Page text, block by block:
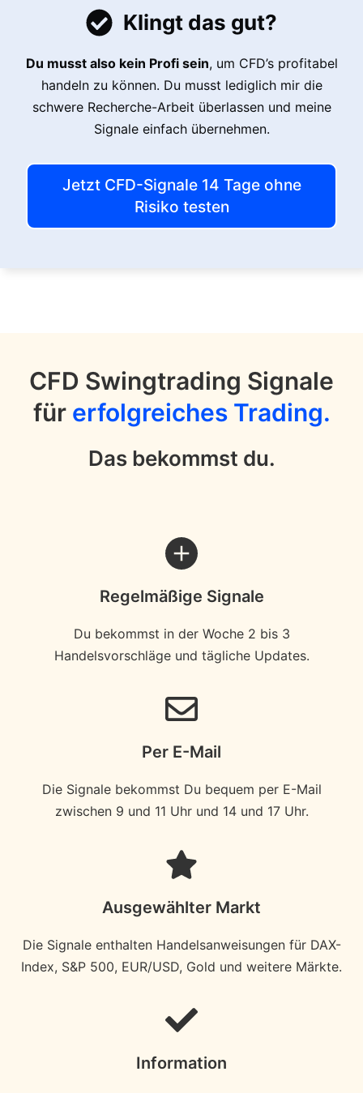
Klingt das gut?
Du musst also kein Profi sein, um CFD’s profitabel
handeln zu können. Du musst lediglich mir die
schwere Recherche-Arbeit überlassen und meine
Signale einfach übernehmen.
Jetzt CFD-Signale 14 Tage ohne
Risiko testen
CFD Swingtrading Signale
fürerfolgreiches Trading.
Das bekommst du.
Regelmäßige Signale
Du bekommst in der Woche 2 bis 3
Handelsvorschläge und tägliche Updates.
Per E-Mail
Die Signale bekommst Du bequem per E-Mail
zwischen 9 und 11 Uhr und 14 und 17 Uhr.
Ausgewählter Markt
Die Signale enthalten Handelsanweisungen für DAX-
Index, S&P 500, EUR/USD, Gold und weitere Märkte.
Information